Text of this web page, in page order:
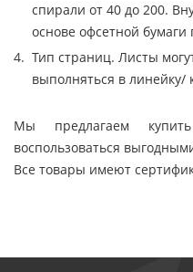
спирали от 40 до 200.
основе офсетной
Тип страниц. Листы
выполняться в линейку/
Мы предлагаем
воспользоваться
Все товары имеют